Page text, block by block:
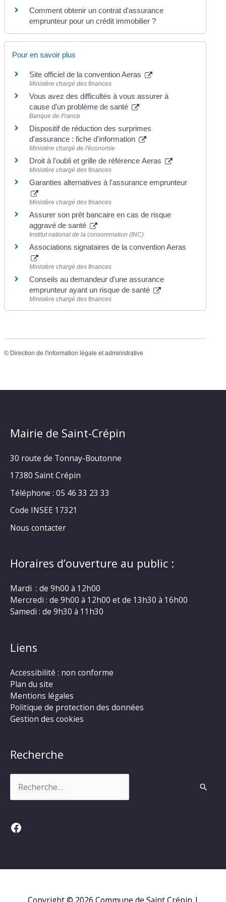
Comment obtenir un contrat d'assurance
emprunteur pour un crédit immobilier ?
Pour en savoir plus
Site officiel de la convention Aeras
Ministère chargé des finances
Vous avez des difficultés à vous assurer à
cause d'un problème de santé
Banque de France
Dispositif de réduction des surprimes
d'assurance : fiche d'information
Ministère chargé de l'économie
Droit à l'oubli et grille de référence Aeras
Ministère chargé des finances
Garanties alternatives à l'assurance emprunteur
Ministère chargé des finances
Assurer son prêt bancaire en cas de risque
aggravé de santé
Institut national de la consommation (INC)
Associations signataires de la convention Aeras
Ministère chargé des finances
Conseils au demandeur d'une assurance
emprunteur ayant un risque de santé
Ministère chargé des finances
© Direction de l'information légale et administrative
Mairie de Saint-Crépin
30 route de Tonnay-Boutonne
17380 Saint Crépin
Téléphone : 05 46 33 23 33
Code INSEE 17321
Nous contacter
Horaires d’ouverture au public :
Mardi : de 9h00 à 12h00
Mercredi : de 9h00 à 12h00 et de 13h30 à 16h00
Samedi : de 9h30 à 11h30
Liens
Accessibilité : non conforme
Plan du site
Mentions légales
Politique de protection des données
Gestion des cookies
Recherche
Facebook